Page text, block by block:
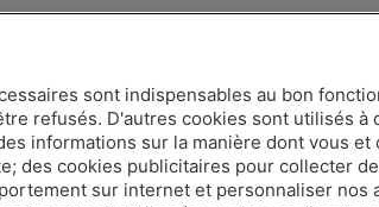
5 ans
2 ans
sont indispensables au bon
refusés. D'autres cookies sont utilisés à
informations sur la manière dont vous et
des cookies publicitaires pour collecter
sur internet et personnaliser nos